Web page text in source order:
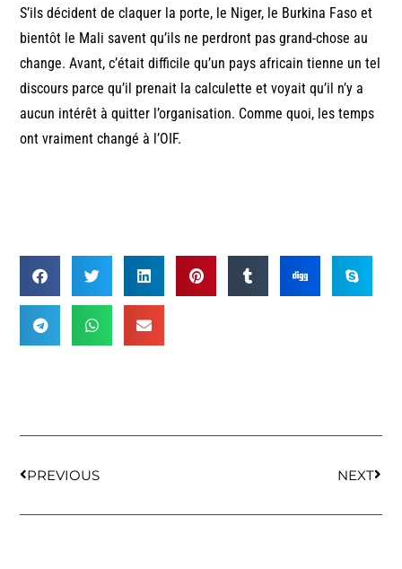
S’ils décident de claquer la porte, le Niger, le Burkina Faso et
bientôt le Mali savent qu’ils ne perdront pas grand-chose au
change. Avant, c’était difficile qu’un pays africain tienne un tel
discours parce qu’il prenait la calculette et voyait qu’il n’y a
aucun intérêt à quitter l’organisation. Comme quoi, les temps
ont vraiment changé à l’OIF.
PREVIOUS NEXT